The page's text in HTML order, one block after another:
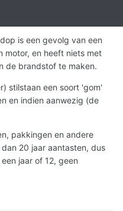
is een gevolg van een
motor, en heeft niets met
de brandstof te maken.
stilstaan een soort 'gom'
en indien aanwezig (de
pakkingen en andere
20 jaar aantasten, dus
jaar of 12, geen